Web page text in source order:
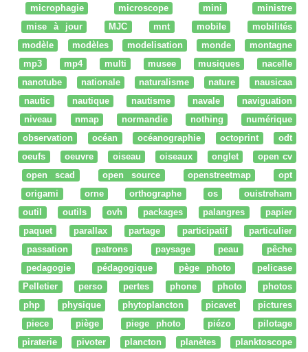
microphagie
microscope mini
ministre
mise à jour
MJC mnt mobile
mobilités
modèle
modèles modelisation monde
montagne
mp3
mp4 multi musee musiques
nacelle
nanotube
nationale naturalisme nature
nausicaa
nautic
nautique nautisme navale
naviguation
niveau
nmap normandie nothing
numérique
observation
océan océanographie octoprint
odt
oeufs
oeuvre oiseau oiseaux onglet
open cv
open scad
open source openstreetmap
opt
origami
orne orthographe os
ouistreham
outil
outils ovh packages palangres
papier
paquet
parallax partage participatif
particulier
passation
patrons paysage peau
pêche
pedagogie
pédagogique pège photo
pelicase
Pelletier
perso pertes phone photo
photos
php
physique phytoplancton picavet
pictures
piece
piège piege photo piézo
pilotage
piraterie
pivoter plancton planètes
planktoscope